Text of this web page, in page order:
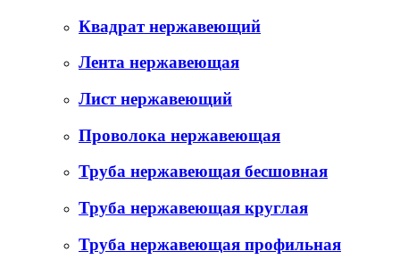
Квадрат нержавеющий
Лента нержавеющая
Лист нержавеющий
Проволока нержавеющая
Труба нержавеющая бесшовная
Труба нержавеющая круглая
Труба нержавеющая профильная